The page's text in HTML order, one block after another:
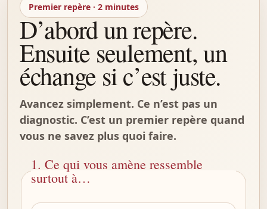
Premier repère · 2 minutes
D’abord un repère.
Ensuite seulement, un
échange si c’est juste.
Avancez simplement. Ce n’est pas un
diagnostic. C’est un premier repère quand
vous ne savez plus quoi faire.
1. Ce qui vous amène ressemble
surtout à…